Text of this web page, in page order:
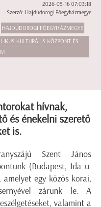
2026-05-16 07:03:18
Szerző: Hajdúdorogi Főegyházmegye
HAJDÚDOROGI FŐEGYHÁZMEGYE
KULTURÁLIS KÖZPONT ÉS
hívnak,
és énekelni szerető
is.
Szent János
(Budapest, Ida u.
egy közös korai,
zárunk le. A
valamint a